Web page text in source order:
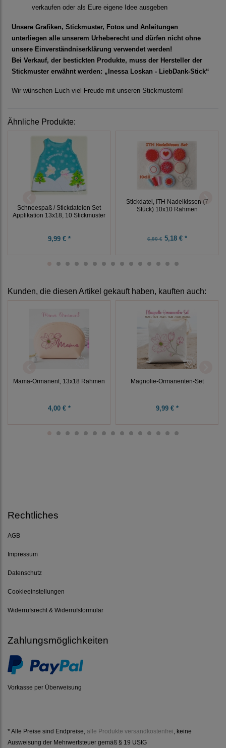
verkaufen oder als Eure eigene Idee ausgeben
Unsere Grafiken, Stickmuster, Fotos und Anleitungen
unterliegen alle unserem Urheberecht und dürfen nicht ohne
unsere Einverständniserklärung verwendet werden!
Bei Verkauf, der bestickten Produkte, muss der Hersteller der
Stickmuster erwähnt werden: „Inessa Loskan - LiebDank-Stick“
Wir wünschen Euch viel Freude mit unseren Stickmustern!
Ähnliche Produkte:
Schneespaß / Stickdateien Set
Applikation 13x18, 10 Stickmuster
9,99 € *
Stickdatei, ITH Nadelkissen (7
Stück) 10x10 Rahmen
6,90 €5,18 € *
Kunden, die diesen Artikel gekauft haben, kauften auch:
Mama-Ormanent, 13x18 Rahmen
4,00 € *
Magnolie-Ormanenten-Set
9,99 € *
Rechtliches
AGB
Impressum
Datenschutz
Cookieeinstellungen
Widerrufsrecht & Widerrufsformular
Zahlungsmöglichkeiten
Vorkasse per Überweisung
* Alle Preise sind Endpreise, alle Produkte versandkostenfrei , keine
Ausweisung der Mehrwertsteuer gemäß § 19 UStG